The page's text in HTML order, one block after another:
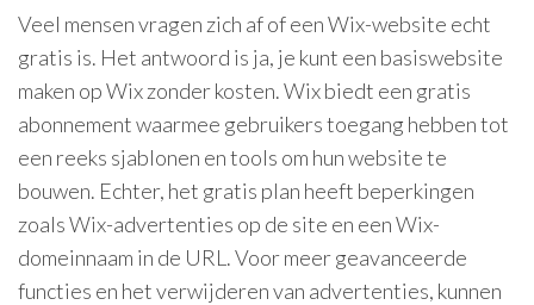
Veel mensen vragen zich af of een Wix-website echt
gratis is. Het antwoord is ja, je kunt een basiswebsite
maken op Wix zonder kosten. Wix biedt een gratis
abonnement waarmee gebruikers toegang hebben tot
een reeks sjablonen en tools om hun website te
bouwen. Echter, het gratis plan heeft beperkingen
zoals Wix-advertenties op de site en een Wix-
domeinnaam in de URL. Voor meer geavanceerde
functies en het verwijderen van advertenties, kunnen